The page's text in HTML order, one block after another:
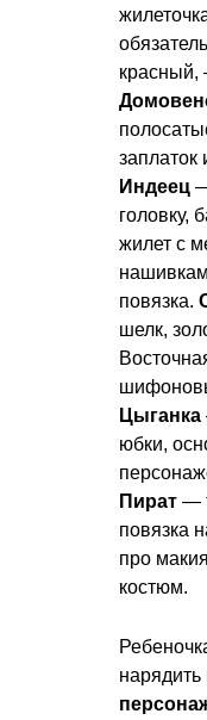
красный,
Индеец
головку,
жилет с
повязка.
шелк,
Цыганка
юбки,
Пират —
повязка
про
костюм.
нарядить